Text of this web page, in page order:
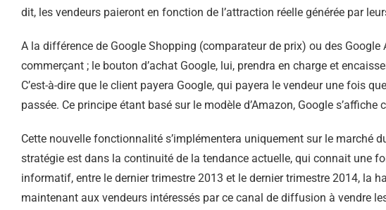
dit, les vendeurs paieront en fonction de l’attraction réelle générée par
A la différence de Google Shopping (comparateur de prix) ou des
commerçant ; le bouton d’achat Google, lui, prendra en charge et
C’est-à-dire que le client payera Google, qui payera le vendeur une fois
passée. Ce principe étant basé sur le modèle d’Amazon, Google
Cette nouvelle fonctionnalité s’implémentera uniquement sur le marché
stratégie est dans la continuité de la tendance actuelle, qui connait une
informatif, entre le dernier trimestre 2013 et le dernier trimestre 2014, la
maintenant aux vendeurs intéressés par ce canal de diffusion à vendre